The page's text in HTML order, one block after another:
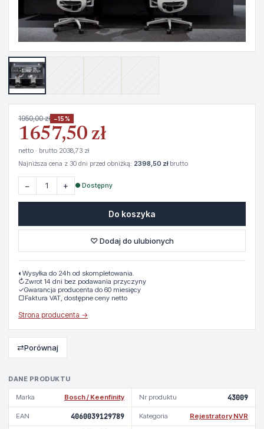
DANE PRODUKTU
Marka Bosch / Keenfinity Nr produktu 43009
EAN 4060039129789 Kategoria Rejestratory NVR
1950,00 zł −15%
1657,50 zł
netto · brutto 2038,73 zł
Najniższa cena z 30 dni przed obniżką: 2398,50 złbrutto
− + ● Dostępny
Do koszyka
♡ Dodaj do ulubionych
◐ Wysyłka do 24h od skompletowania.
↻Zwrot 14 dni bez podawania przyczyny
✓Gwarancja producenta do 60 miesięcy
▢Faktura VAT, dostępne ceny netto
Strona producenta →
⇄Porównaj